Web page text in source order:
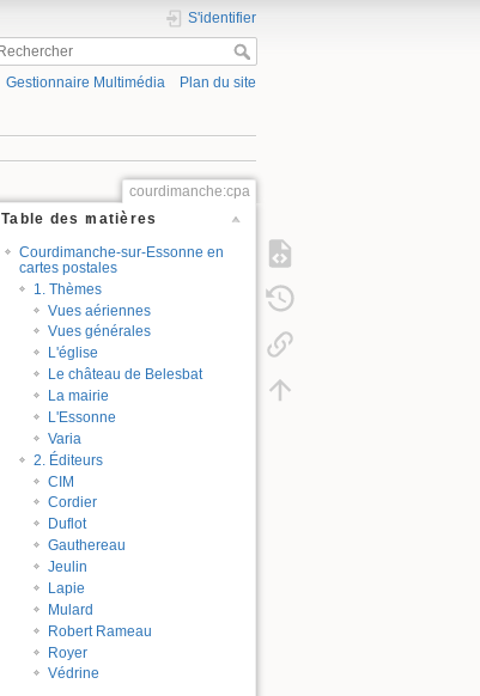
S'identifier
Gestionnaire Multimédia Plan du site
courdimanche:cpa
Table des matières
Courdimanche-sur-Essonne en
cartes postales
1. Thèmes
Vues aériennes
Vues générales
L'église
Le château de Belesbat
La mairie
L'Essonne
Varia
2. Éditeurs
CIM
Cordier
Duflot
Gauthereau
Jeulin
Lapie
Mulard
Robert Rameau
Royer
Védrine